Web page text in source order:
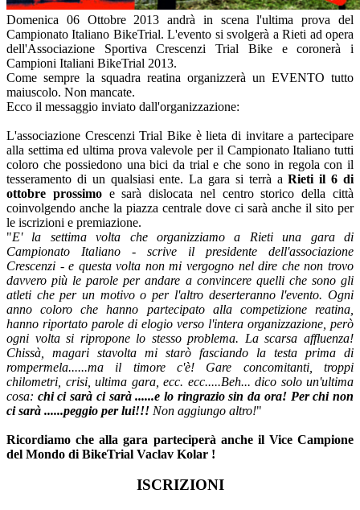
Domenica 06 Ottobre 2013 andrà in scena l'ultima prova del
Campionato Italiano BikeTrial. L'evento si svolgerà a Rieti ad opera
dell'Associazione Sportiva Crescenzi Trial Bike e coronerà i
Campioni Italiani BikeTrial 2013.
Come sempre la squadra reatina organizzerà un EVENTO tutto
maiuscolo. Non mancate.
Ecco il messaggio inviato dall'organizzazione:
L'associazione Crescenzi Trial Bike è lieta di invitare a partecipare
alla settima ed ultima prova valevole per il Campionato Italiano tutti
coloro che possiedono una bici da trial e che sono in regola con il
tesseramento di un qualsiasi ente. La gara si terrà aRieti il 6 di
ottobre prossimo e sarà dislocata nel centro storico della città
coinvolgendo anche la piazza centrale dove ci sarà anche il sito per
le iscrizioni e premiazione.
"E' la settima volta che organizziamo a Rieti una gara di
Campionato Italiano - scrive il presidente dell'associazione
Crescenzi - e questa volta non mi vergogno nel dire che non trovo
davvero più le parole per andare a convincere quelli che sono gli
atleti che per un motivo o per l'altro deserteranno l'evento. Ogni
anno coloro che hanno partecipato alla competizione reatina,
hanno riportato parole di elogio verso l'intera organizzazione, però
ogni volta si ripropone lo stesso problema. La scarsa affluenza!
Chissà, magari stavolta mi starò fasciando la testa prima di
rompermela......ma il timore c'è! Gare concomitanti, troppi
chilometri, crisi, ultima gara, ecc. ecc.....Beh... dico solo un'ultima
cosa: chi ci sarà ci sarà ......e lo ringrazio sin da ora! Per chi non
ci sarà ......peggio per lui!!! Non aggiungo altro!"
Ricordiamo che alla gara parteciperà anche il Vice Campione
del Mondo di BikeTrial Vaclav Kolar !
ISCRIZIONI